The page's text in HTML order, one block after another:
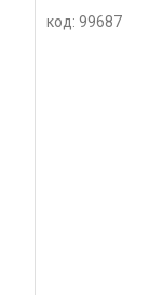
код: 99687